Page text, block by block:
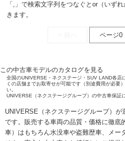
「,」で検索文字列をつなぐとor（いず
きます。
ページ0
この中古車モデルのカタログを見る
全国のUNIVERSE・ネクステージ・SUV LAND各店
くの店舗までお取寄せが可能です（別途費用が必要
い。
UNIVERSE（ネクステージグループ）の中古車保証
UNIVERSE（ネクステージグループ）が
です。販売する車両の品質・価格に徹底
車）はもちろん水没車や盗難歴車、メー